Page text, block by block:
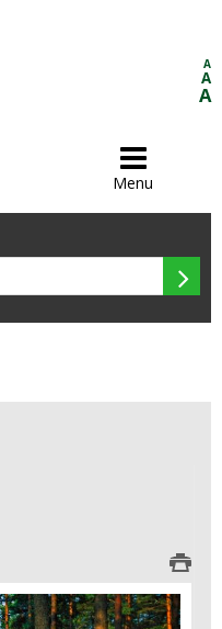
A
A
A

Menu
